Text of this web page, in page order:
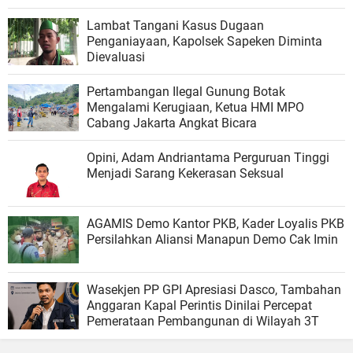
Lambat Tangani Kasus Dugaan
Penganiayaan, Kapolsek Sapeken Diminta
Dievaluasi
Pertambangan Ilegal Gunung Botak
Mengalami Kerugiaan, Ketua HMI MPO
Cabang Jakarta Angkat Bicara
Opini, Adam Andriantama Perguruan Tinggi
Menjadi Sarang Kekerasan Seksual
AGAMIS Demo Kantor PKB, Kader Loyalis PKB
Persilahkan Aliansi Manapun Demo Cak Imin
Wasekjen PP GPI Apresiasi Dasco, Tambahan
Anggaran Kapal Perintis Dinilai Percepat
Pemerataan Pembangunan di Wilayah 3T